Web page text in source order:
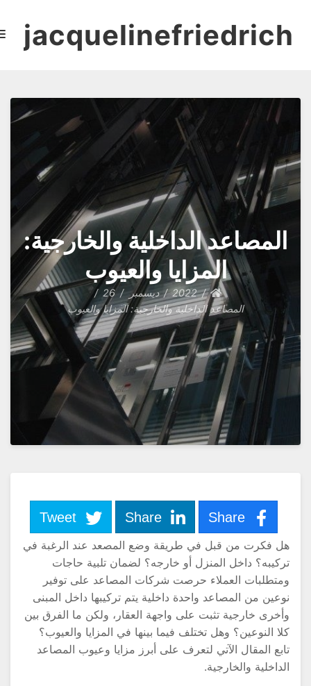
الداخلية والخارجية:
المزايا والعيوب
2022 ديسمبر
26
المصاعد الداخلية والخارجية: المزايا والعيوب
Share
Share
Tweet
فكرت من قبل في طريقة وضع المصعد عند الرغبة في
داخل المنزل أو خارجه؟ لضمان تلبية حاجات
العملاء حرصت شركات المصاعد على توفير
من المصاعد واحدة داخلية يتم تركيبها داخل المبنى
خارجية تثبت على واجهة العقار، ولكن ما الفرق بين
النوعين؟ وهل تختلف فيما بينها في المزايا والعيوب؟
المقال الآتي لتعرف على أبرز مزايا وعيوب المصاعد
والخارجية.